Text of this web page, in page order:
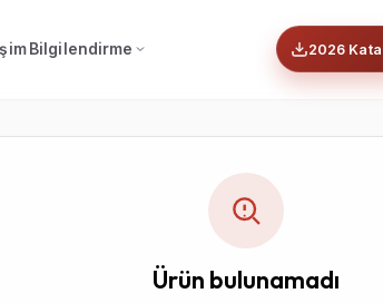
Bilgilendirme 2026
Ürün bulunamadı